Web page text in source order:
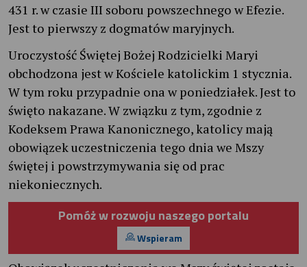
431 r. w czasie III soboru powszechnego w Efezie.
Jest to pierwszy z dogmatów maryjnych.
Uroczystość Świętej Bożej Rodzicielki Maryi
obchodzona jest w Kościele katolickim 1 stycznia.
W tym roku przypadnie ona w poniedziałek. Jest to
święto nakazane. W związku z tym, zgodnie z
Kodeksem Prawa Kanonicznego, katolicy mają
obowiązek uczestniczenia tego dnia we Mszy
świętej i powstrzymywania się od prac
niekoniecznych.
Pomóż w rozwoju naszego portalu
Wspieram